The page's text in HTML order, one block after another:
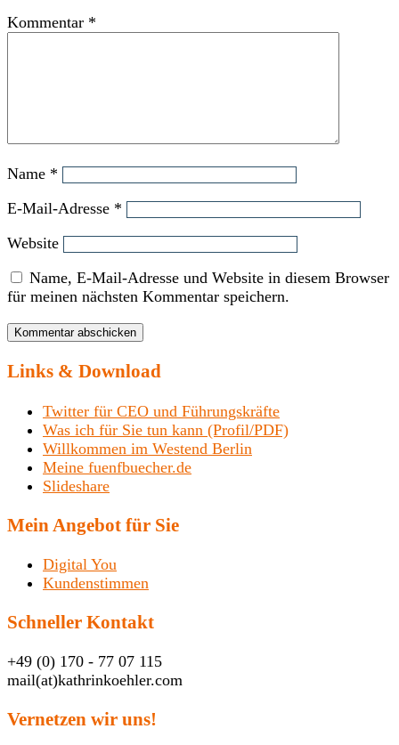
Kommentar *
Name *
E-Mail-Adresse *
Website
Name, E-Mail-Adresse und Website in diesem Browser
für meinen nächsten Kommentar speichern.
Links & Download
Twitter für CEO und Führungskräfte
Was ich für Sie tun kann (Profil/PDF)
Willkommen im Westend Berlin
Meine fuenfbuecher.de
Slideshare
Mein Angebot für Sie
Digital You
Kundenstimmen
Schneller Kontakt
+49 (0) 170 - 77 07 115
mail(at)kathrinkoehler.com
Vernetzen wir uns!